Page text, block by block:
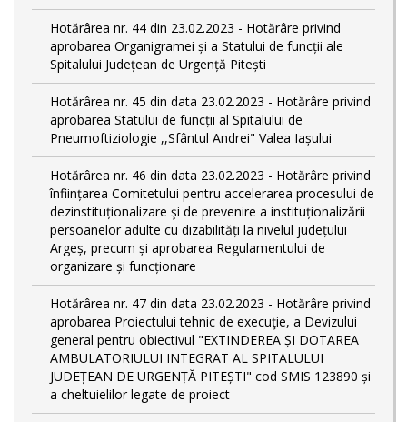
Hotărârea nr. 44 din 23.02.2023 - Hotărâre privind
aprobarea Organigramei și a Statului de funcții ale
Spitalului Județean de Urgență Pitești
Hotărârea nr. 45 din data 23.02.2023 - Hotărâre privind
aprobarea Statului de funcții al Spitalului de
Pneumoftiziologie ,,Sfântul Andrei" Valea Iașului
Hotărârea nr. 46 din data 23.02.2023 - Hotărâre privind
înființarea Comitetului pentru accelerarea procesului de
dezinstituționalizare şi de prevenire a instituționalizării
persoanelor adulte cu dizabilități la nivelul județului
Argeș, precum și aprobarea Regulamentului de
organizare și funcționare
Hotărârea nr. 47 din data 23.02.2023 - Hotărâre privind
aprobarea Proiectului tehnic de execuţie, a Devizului
general pentru obiectivul "EXTINDEREA ȘI DOTAREA
AMBULATORIULUI INTEGRAT AL SPITALULUI
JUDEȚEAN DE URGENȚĂ PITEȘTI" cod SMIS 123890 și
a cheltuielilor legate de proiect